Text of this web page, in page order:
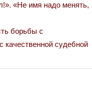
«Не имя надо менять,
борьбы с
качественной судебной